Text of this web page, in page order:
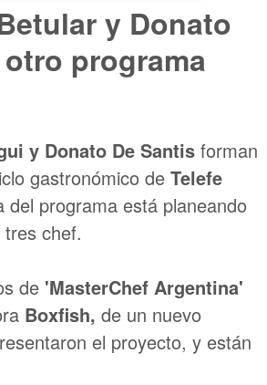
y Donato
programa
y Donato De Santis forman
gastronómico de Telefe
del programa está planeando
chef.
de 'MasterChef Argentina'
Boxfish, de un nuevo
el proyecto, y están